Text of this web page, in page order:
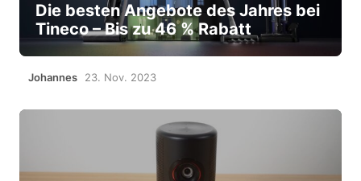
Die besten Angebote des Jahres bei
Tineco – Bis zu 46 % Rabatt
Johannes 23. Nov. 2023